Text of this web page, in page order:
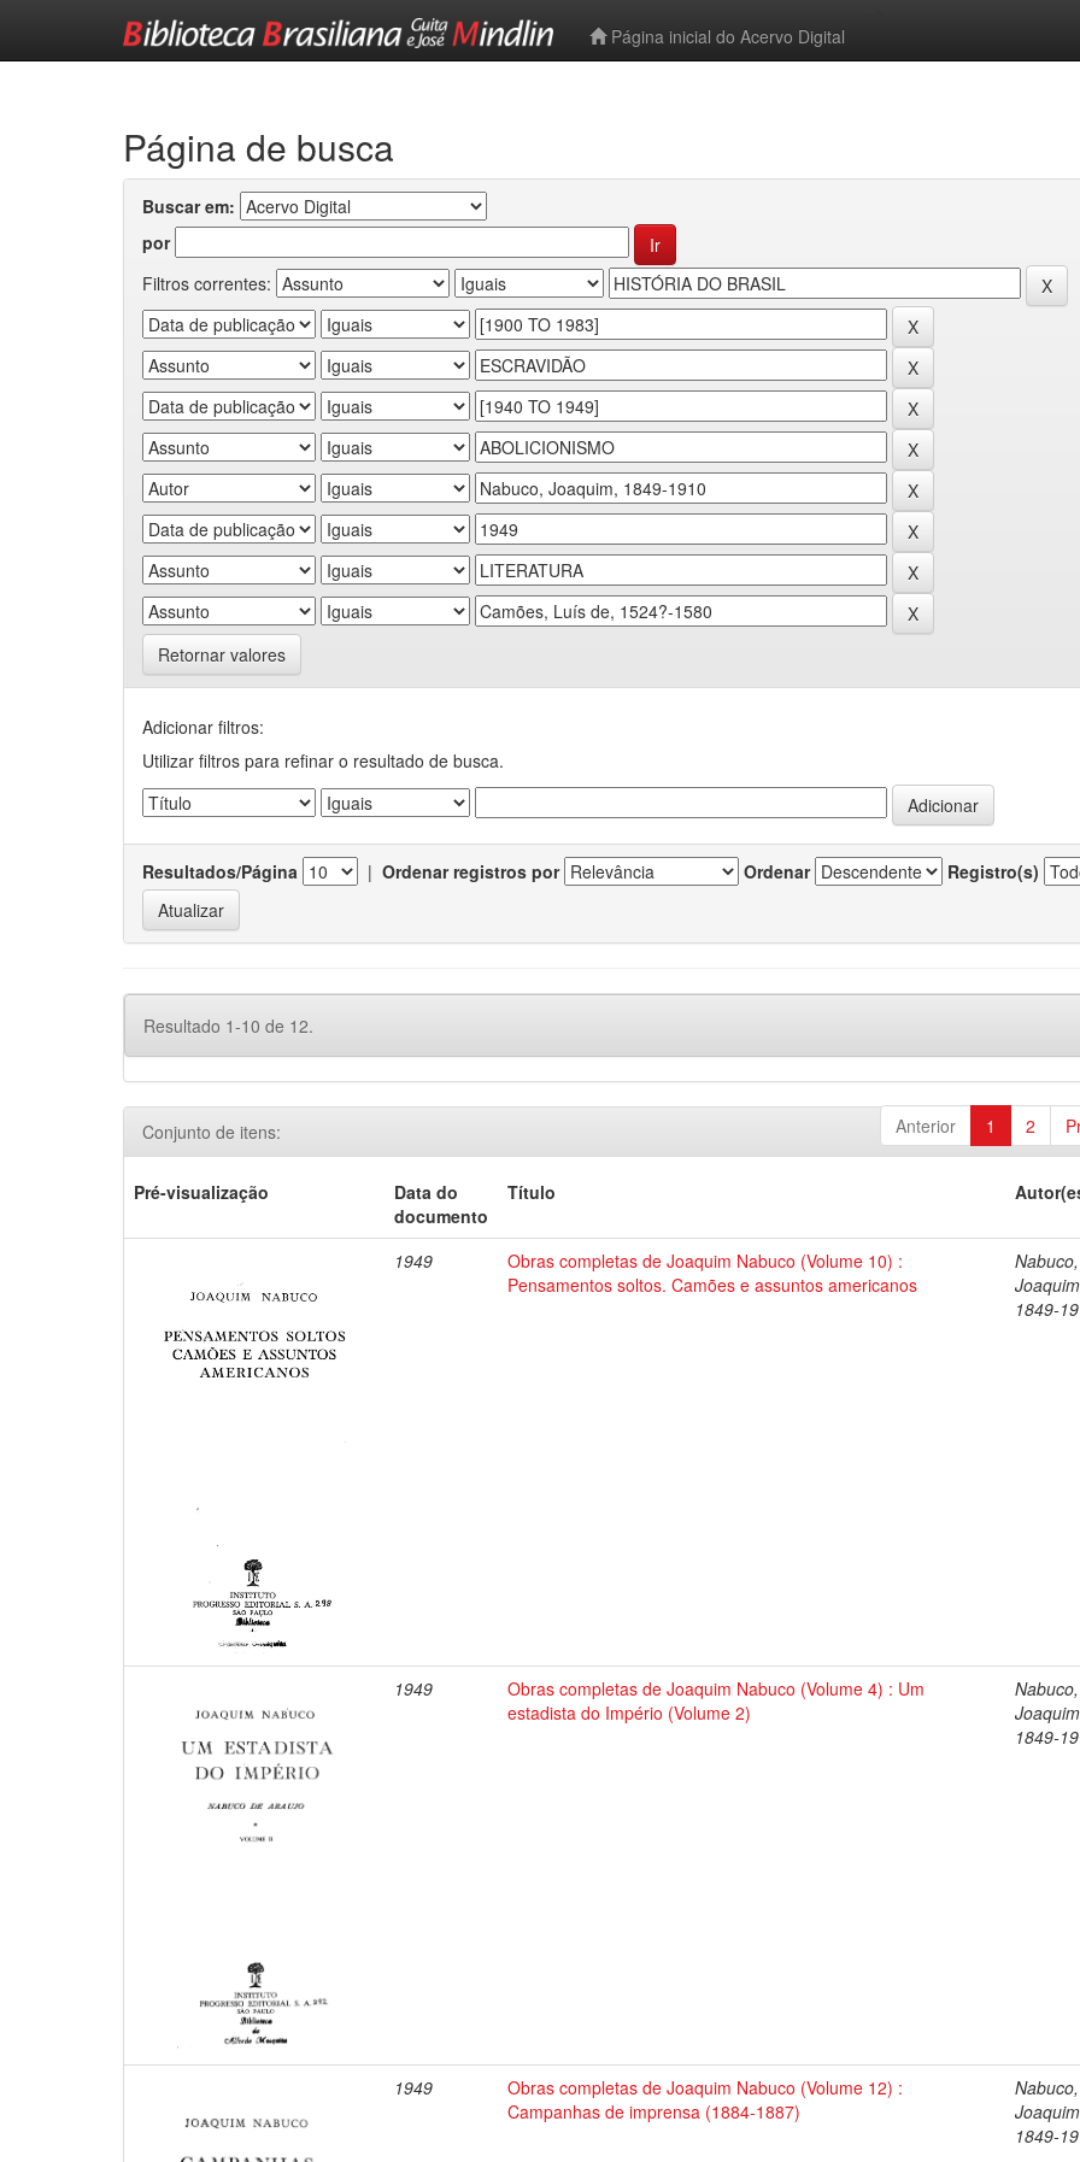
Página inicial do Acervo Digital
Página de busca
Buscar em:
por
Filtros correntes:
Retornar valores
Adicionar filtros:
Utilizar filtros para refinar o resultado de busca.
Resultados/Página | Ordenar registros por Ordenar Registro(s)
Resultado 1-10 de 12.
Anterior 1 2
Conjunto de itens:
Pré-visualização
Data do
documento
Título
1949
Obras completas de Joaquim Nabuco (Volume 10) :
Pensamentos soltos. Camões e assuntos americanos
Nabuco,
1849-
1949
Obras completas de Joaquim Nabuco (Volume 4) : Um
estadista do Império (Volume 2)
Nabuco,
1849-
1949
Obras completas de Joaquim Nabuco (Volume 12) :
Campanhas de imprensa (1884-1887)
Nabuco,
1849-